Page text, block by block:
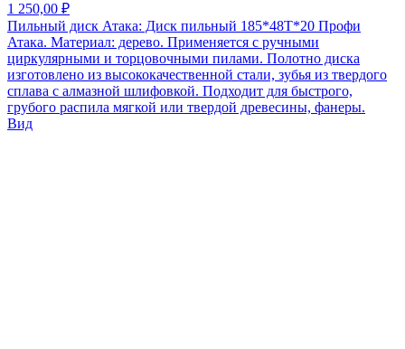
1 250,00 ₽
Пильный диск Атака: Диск пильный 185*48T*20 Профи
Атака. Материал: дерево. Применяется с ручными
циркулярными и торцовочными пилами. Полотно диска
изготовлено из высококачественной стали, зубья из твердого
сплава с алмазной шлифовкой. Подходит для быстрого,
грубого распила мягкой или твердой древесины, фанеры.
Вид